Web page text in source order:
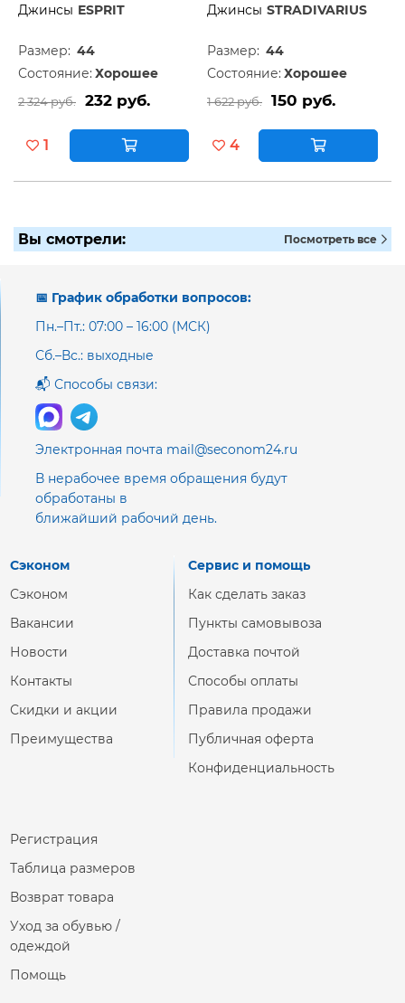
Джинсы ESPRIT
Размер: 44
Состояние: Хорошее
2 324 руб. 232 руб.
1
Джинсы STRADIVARIUS
Размер: 44
Состояние: Хорошее
1 622 руб. 150 руб.
4
Вы смотрели: Посмотреть все
📅 График обработки вопросов:
Пн.–Пт.: 07:00 – 16:00 (МСК)
Сб.–Вс.: выходные
📬 Способы связи:
Электронная почта mail@seconom24.ru
В нерабочее время обращения будут
обработаны в
ближайший рабочий день.
Сэконом
Сэконом
Вакансии
Новости
Контакты
Скидки и акции
Преимущества
Сервис и помощь
Как сделать заказ
Пункты самовывоза
Доставка почтой
Способы оплаты
Правила продажи
Публичная оферта
Конфиденциальность
Регистрация
Таблица размеров
Возврат товара
Уход за обувью /
одеждой
Помощь